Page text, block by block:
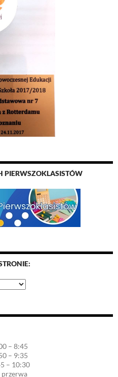
PIERWSZOKLASISTÓW
– 8:45
– 9:35
– 10:30
przerwa